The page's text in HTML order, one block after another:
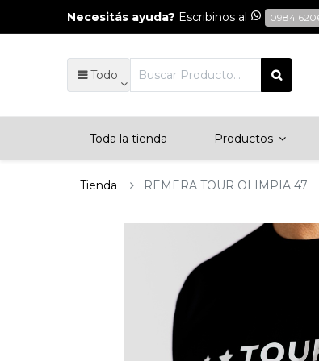
Necesitás ayuda? Escribinos al 0984
Todo
Toda la tienda Productos
Tienda REMERA TOUR OLIMPIA 47